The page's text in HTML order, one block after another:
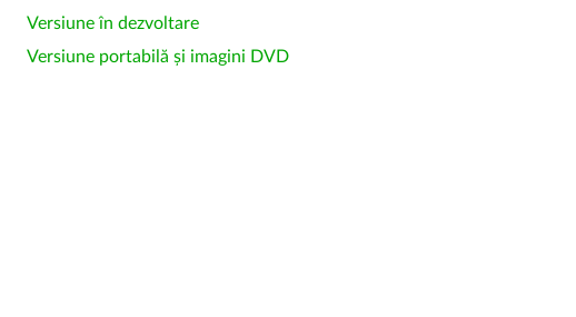
Versiune în dezvoltare
Versiune portabilă și imagini DVD